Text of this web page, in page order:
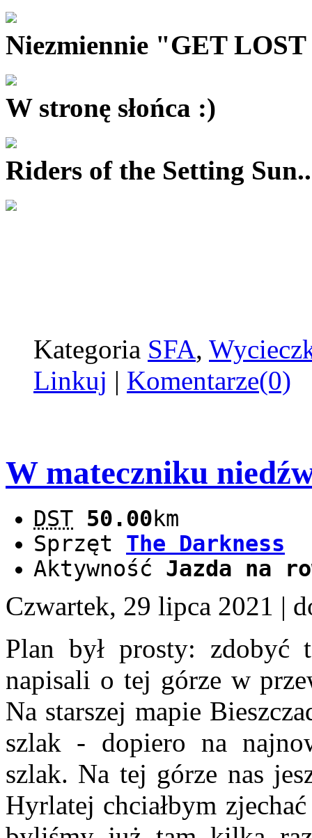
Niezmiennie "GET
W stronę słońca :)
Riders of the Setting
Kategoria SFA,
Linkuj | Komentarze(0)
W mateczniku
DST 50.00km
Sprzęt The Darkness
Aktywność Jazda na
Czwartek, 29 lipca 2021 |
Plan był prosty: zdobyć
napisali o tej górze w
Na starszej mapie
szlak - dopiero na
szlak. Na tej górze nas
Hyrlatej chciałbym